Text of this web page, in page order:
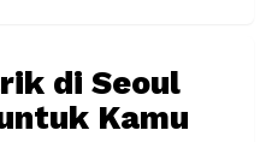
di Seoul
Kamu